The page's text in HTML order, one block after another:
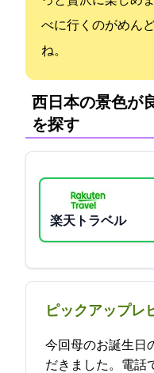
べに行くのがめん
ね。
西日本の景色が
を探す
楽天トラベル
ピックアップレ
今回母のお誕生日
だきました。電話